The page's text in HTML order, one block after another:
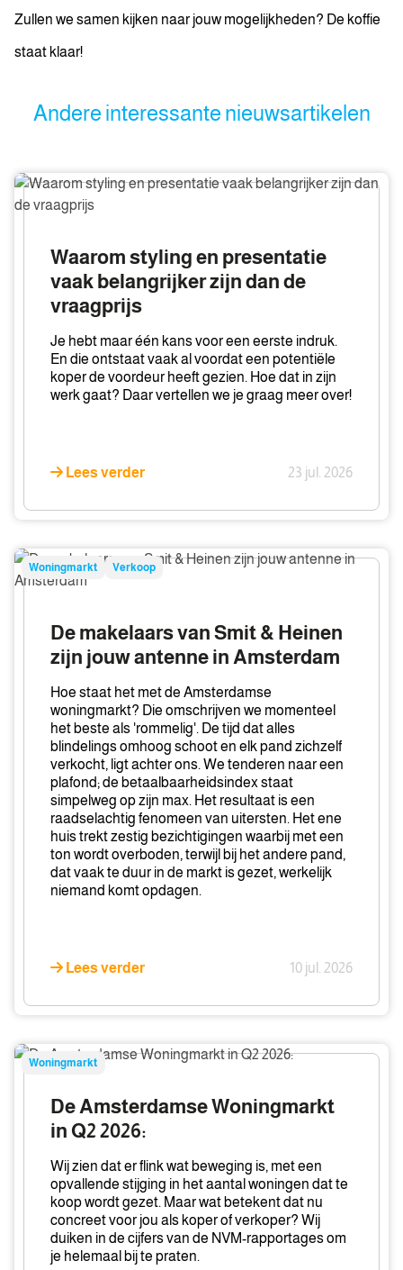
Zullen we samen kijken naar jouw mogelijkheden? De koffie
staat klaar!
Andere interessante nieuwsartikelen
Waarom
styling
presentatie
belangrijker
vraagprijs
Waarom styling en presentatie
vaak belangrijker zijn dan de
vraagprijs
Je hebt maar één kans voor een eerste indruk.
En die ontstaat vaak al voordat een potentiële
koper de voordeur heeft gezien. Hoe dat in zijn
werk gaat? Daar vertellen we je graag meer over!
Lees verder 23 jul. 2026
De
makelaars
Heinen
antenne
Amsterdam
Woningmarkt Verkoop
De makelaars van Smit & Heinen
zijn jouw antenne in Amsterdam
Hoe staat het met de Amsterdamse
woningmarkt? Die omschrijven we momenteel
het beste als 'rommelig'. De tijd dat alles
blindelings omhoog schoot en elk pand zichzelf
verkocht, ligt achter ons. We tenderen naar een
plafond; de betaalbaarheidsindex staat
simpelweg op zijn max. Het resultaat is een
raadselachtig fenomeen van uitersten. Het ene
huis trekt zestig bezichtigingen waarbij met een
ton wordt overboden, terwijl bij het andere pand,
dat vaak te duur in de markt is gezet, werkelijk
niemand komt opdagen.
Lees verder 10 jul. 2026
De
Amsterdamse
Woningmarkt
Woningmarkt
De Amsterdamse Woningmarkt
in Q2 2026:
Wij zien dat er flink wat beweging is, met een
opvallende stijging in het aantal woningen dat te
koop wordt gezet. Maar wat betekent dat nu
concreet voor jou als koper of verkoper? Wij
duiken in de cijfers van de NVM-rapportages om
je helemaal bij te praten.